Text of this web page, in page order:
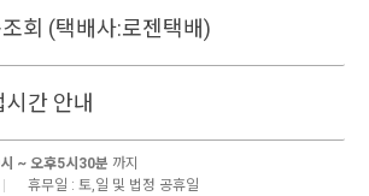
회 (택배사:로젠택배)
간 안내
~ 오후5시30분 까지
휴무일 : 토,일 및 법정 공휴일